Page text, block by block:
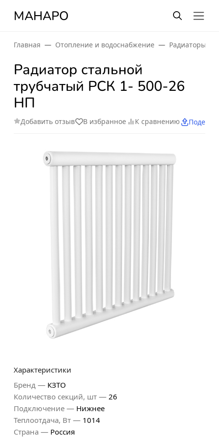
МАНАРО
Главная Отопление и водоснабжение Радиаторы
Радиатор стальной
трубчатый РСК 1- 500-26
НП
Добавить отзыв В избранное К сравнению
Характеристики
Бренд — КЗТО
Количество секций, шт — 26
Подключение — Нижнее
Теплоотдача, Вт — 1014
Страна — Россия